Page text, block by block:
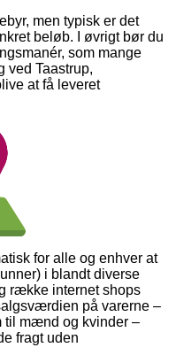
men typisk er det
beløb. I øvrigt bør du
som mange
ved Taastrup,
at få leveret
for alle og enhver at
i blandt diverse
række internet shops
på varerne –
til mænd og kvinder –
fragt uden